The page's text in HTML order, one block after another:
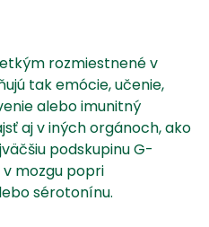
rozmiestnené v
tak emócie, učenie,
alebo imunitný
aj v iných orgánoch, ako
podskupinu G-
mozgu popri
sérotonínu.